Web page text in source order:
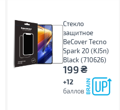
Стекло
защитное
BeCover Tecno
Spark 20 (KJ5n)
Black (710626)
199₴
+12
баллов